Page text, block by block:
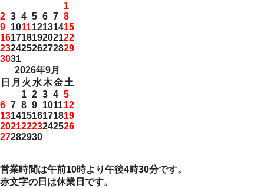
1
2 3 4 5 6 7 8
9 101112131415
16171819202122
23242526272829
3031
2026年9月
日 月 火 水木金土
1 2 3 4 5
6 7 8 9 101112
13141516171819
20212223242526
27282930
営業時間は午前10時より午後4時30分です。
赤文字の日は休業日です。